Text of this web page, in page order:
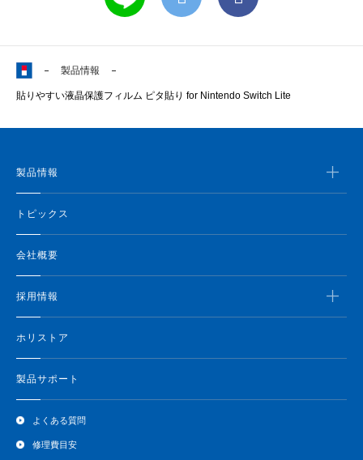
製品情報
貼りやすい液晶保護フィルム ピタ貼り for Nintendo Switch Lite
製品情報
トピックス
会社概要
採用情報
ホリストア
製品サポート
よくある質問
修理費目安